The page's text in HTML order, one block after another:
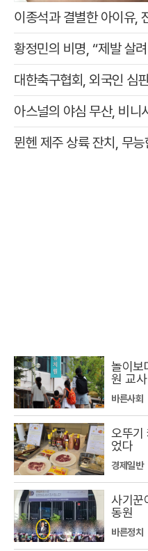
이종석과 결별한 아이유,
황정민의 비명, “제발 살
대한축구협회, 외국인 심
아스널의 야심 무산, 비니
뮌헨 제주 상륙 잔치, 무
놀이보
원 교사
바른사회
오뚜기
었다
경제일반
사기꾼
동원
바른정치